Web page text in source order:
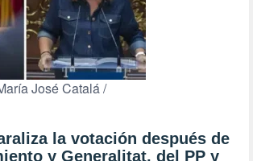
José Catalá /
la votación después de
y Generalitat, del PP y